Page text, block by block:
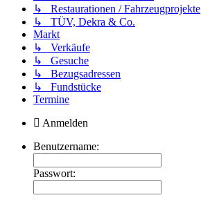
↳ Restaurationen / Fahrzeugprojekte
↳ TÜV, Dekra & Co.
Markt
↳ Verkäufe
↳ Gesuche
↳ Bezugsadressen
↳ Fundstücke
Termine
Anmelden
Benutzername:
Passwort: